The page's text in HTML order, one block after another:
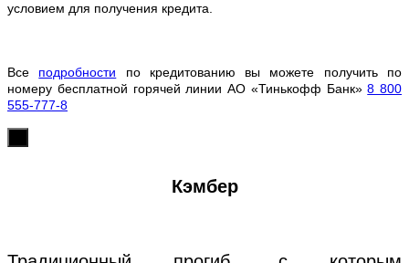
условием для получения кредита.
Все подробности по кредитованию вы можете получить по
номеру бесплатной горячей линии АО «Тинькофф Банк»8 800
555-777-8
Кэмбер